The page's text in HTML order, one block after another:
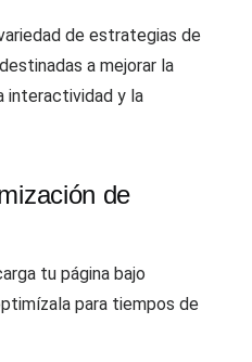
de estrategias de
a mejorar la
interactividad y la
de
tu página bajo
para tiempos de